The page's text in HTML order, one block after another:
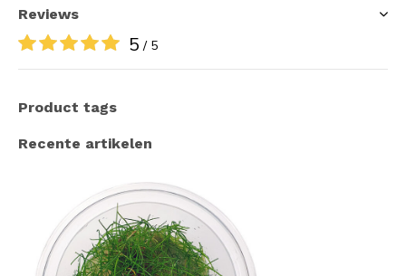
Reviews
5 / 5
Product tags
Recente artikelen